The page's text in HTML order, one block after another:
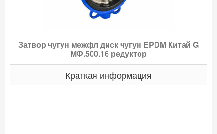
Затвор чугун межфл диск чугун EPDM Китай G
МФ.500.16 редуктор
Краткая информация